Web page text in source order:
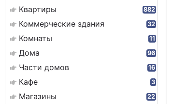
Квартиры 882
Коммерческие здания 32
Комнаты 11
Дома 96
Части домов 16
Кафе 3
Магазины 22